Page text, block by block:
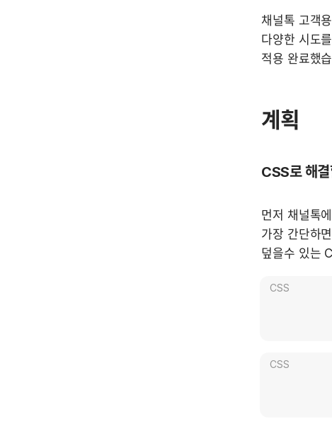
채널톡 고객
다양한 시도
적용 완료했
계획
CSS로 해
먼저 채널톡
가장 간단하
덮을수 있는
CSS
CSS